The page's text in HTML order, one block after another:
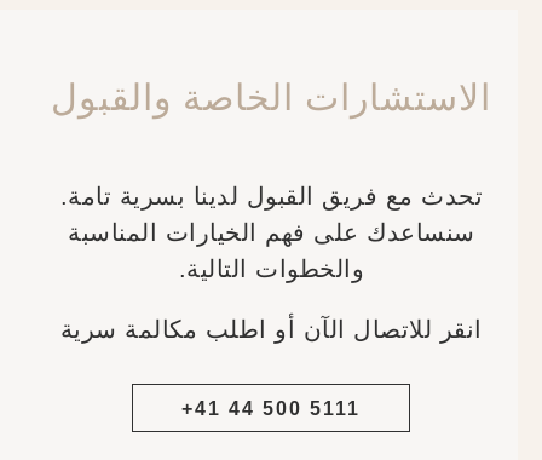
الاستشارات الخاصة والقبول
تحدث مع فريق القبول لدينا بسرية تامة.
سنساعدك على فهم الخيارات المناسبة
والخطوات التالية.
انقر للاتصال الآن أو اطلب مكالمة سرية
+41 44 500 5111